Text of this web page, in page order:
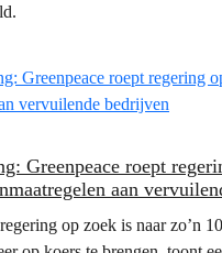
Greenpeace roept
aan
op zoek is naar zo’n